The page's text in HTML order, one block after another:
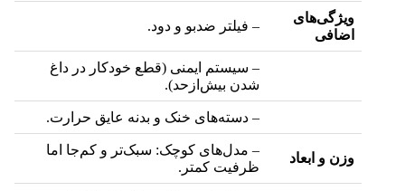
ویژگی‌های
اضافی
– فیلتر ضدبو و دود.
– سیستم ایمنی (قطع خودکار در داغ
شدن بیش‌ازحد).
– دسته‌های خنک و بدنه عایق حرارت.
وزن و ابعاد
– مدل‌های کوچک: سبک‌تر و کم‌جا اما
ظرفیت کمتر.